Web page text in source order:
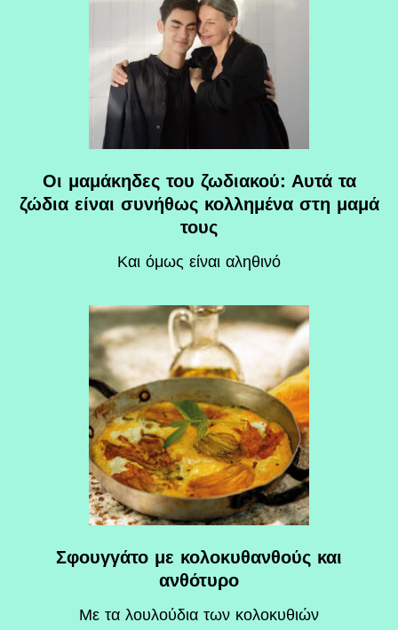
Οι μαμάκηδες του ζωδιακού: Αυτά τα
ζώδια είναι συνήθως κολλημένα στη μαμά
τους
Και όμως είναι αληθινό
Σφουγγάτο με κολοκυθανθούς και
ανθότυρο
Mε τα λουλούδια των κολοκυθιών